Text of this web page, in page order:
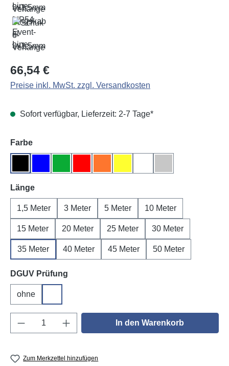
Regulärer Preis:
66,54 €
Preise inkl. MwSt. zzgl. Versandkosten
Sofort verfügbar, Lieferzeit: 2-7 Tage*
Farbeauswählen
Längeauswählen
1,5 Meter 3 Meter 5 Meter 10 Meter
15 Meter 20 Meter 25 Meter 30 Meter
35 Meter 40 Meter 45 Meter 50 Meter
DGUV Prüfung
ohne
Produkt Anzahl: Gib den gewünschten
In den Warenkorb
Zum Merkzettel hinzufügen